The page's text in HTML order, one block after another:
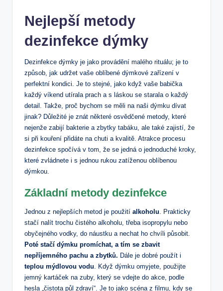
Nejlepší metody
dezinfekce dýmky
Dezinfekce dýmky je jako provádění malého rituálu; je to
způsob, jak udržet vaše oblíbené dýmkové zařízení v
perfektní kondici. Je to stejné, jako když vaše babička
každý víkend utírala prach a s láskou se starala o každý
detail. Takže, proč bychom se měli na naši dýmku dívat
jinak? Důležité je znát některé osvědčené metody, které
nejenže zabijí bakterie a zbytky tabáku, ale také zajistí, že
si při kouření přidáte na chuti a kvalitě. Atrakce procesu
dezinfekce spočívá v tom, že se jedná o jednoduché kroky,
které zvládnete i s jednou rukou zatíženou oblíbenou
dýmkou.
Základní metody dezinfekce
Jednou z nejlepších metod je použití alkoholu . Prakticky
stačí nalít trochu čistého alkoholu, třeba isopropylu nebo
obyčejného vodky, do náustku a nechat ho chvíli působit.
Poté stačí dýmku promíchat, a tím se zbavit
nepříjemného pachu a zbytků. Dále je dobré použít i
teplou mýdlovou vodu . Když dýmku omyjete, použijte
jemný kartáček na zuby, který se vdejte do akce, podle
hesla „čistota půl zdraví“. Je to jako scéna z filmu, kdy se